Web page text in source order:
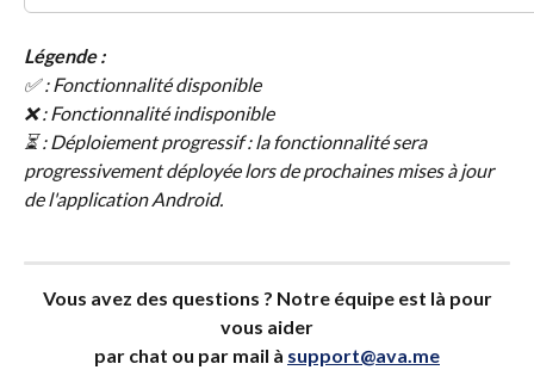
Légende :
✅ : Fonctionnalité disponible
❌ : Fonctionnalité indisponible
⏳ : Déploiement progressif : la fonctionnalité sera
progressivement déployée lors de prochaines mises à jour
de l'application Android.
Vous avez des questions ? Notre équipe est là pour
vous aider
par chat ou par mail à support@ava.me